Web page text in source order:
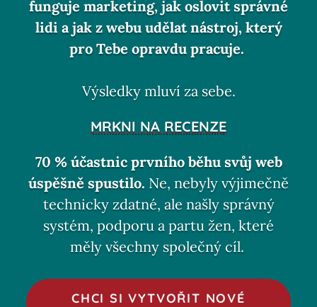
funguje marketing, jak oslovit správné
lidi a jak z webu udělat nástroj, který
pro Tebe opravdu pracuje.
Výsledky mluví za sebe.
MRKNI NA RECENZE
70 % účastnic prvního běhu svůj web
úspěšně spustilo. Ne, nebyly výjimečně
technicky zdatné, ale našly správný
systém, podporu a partu žen, které
měly všechny společný cíl.
CHCI SI VYTVOŘIT NOVÉ